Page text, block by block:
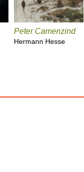
Peter Camenzind
Hermann Hesse